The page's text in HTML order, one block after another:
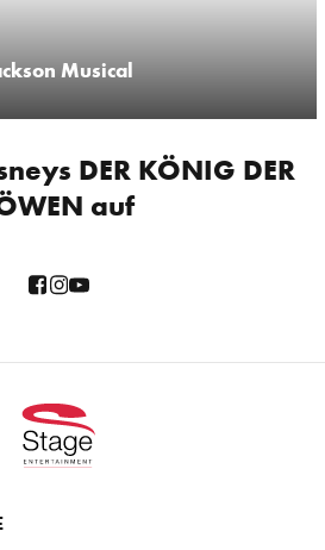
Musical
DER KÖNIG DER
auf